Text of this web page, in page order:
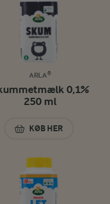
ARLA®
0,1%
250 ml
KØB HER
SKUMMETMÆLK